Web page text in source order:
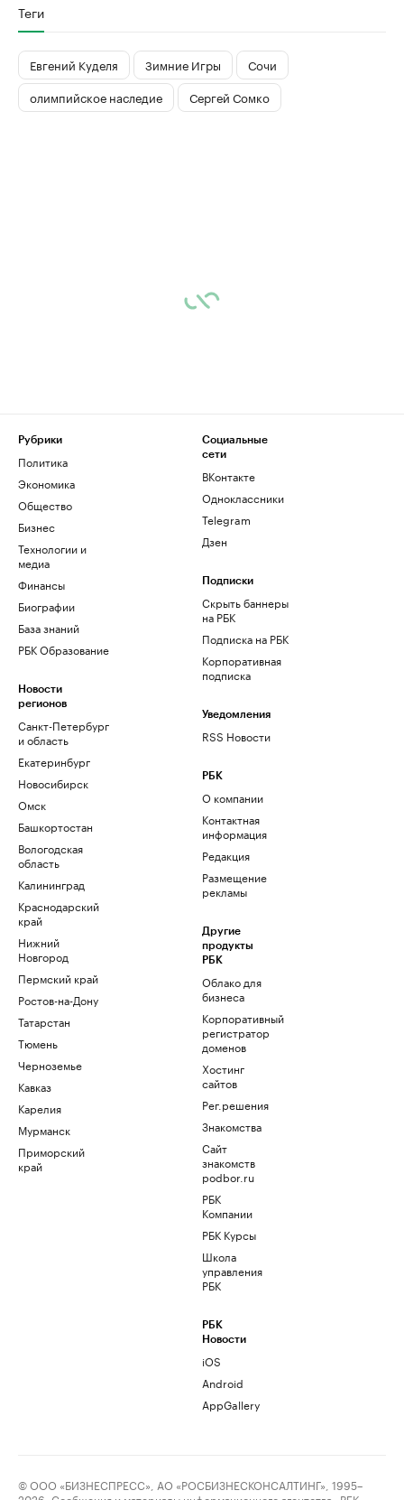
Теги
Евгений Куделя Зимние Игры
Сочи
олимпийское наследие
Сергей Сомко
Рубрики
Политика
Экономика
Общество
Бизнес
Технологии и
медиа
Финансы
Биографии
База знаний
РБК Образование
Новости
регионов
Санкт-Петербург
и область
Екатеринбург
Новосибирск
Омск
Башкортостан
Вологодская
область
Калининград
Краснодарский
край
Нижний
Новгород
Пермский край
Ростов-на-Дону
Татарстан
Тюмень
Черноземье
Кавказ
Карелия
Мурманск
Приморский
край
Социальные
сети
ВКонтакте
Одноклассники
Telegram
Дзен
Подписки
Скрыть баннеры
на РБК
Подписка на РБК
Корпоративная
подписка
Уведомления
RSS Новости
РБК
О компании
Контактная
информация
Редакция
Размещение
рекламы
Другие
продукты
РБК
Облако для
бизнеса
Корпоративный
регистратор
доменов
Хостинг
сайтов
Рег.решения
Знакомства
Сайт
знакомств
podbor.ru
РБК
Компании
РБК Курсы
Школа
управления
РБК
РБК
Новости
iOS
Android
AppGallery
© ООО «БИЗНЕСПРЕСС», АО «РОСБИЗНЕСКОНСАЛТИНГ», 1995–